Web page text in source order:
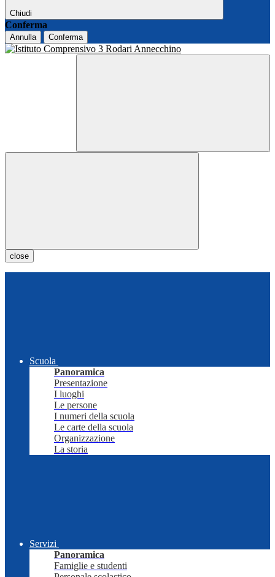
Chiudi
Conferma
Annulla Conferma
close
Scuola
Panoramica
Presentazione
I luoghi
Le persone
I numeri della scuola
Le carte della scuola
Organizzazione
La storia
Servizi
Panoramica
Famiglie e studenti